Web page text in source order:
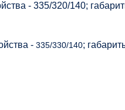
- 335/320/140;
- 335/330/140;